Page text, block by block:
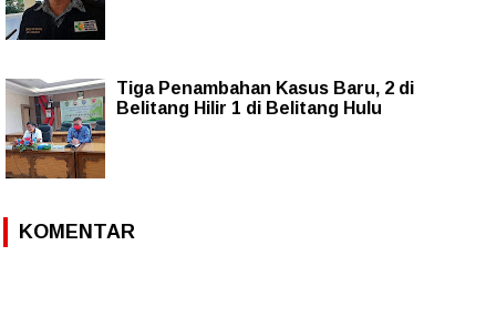
Tiga Penambahan Kasus Baru, 2 di
Belitang Hilir 1 di Belitang Hulu
KOMENTAR